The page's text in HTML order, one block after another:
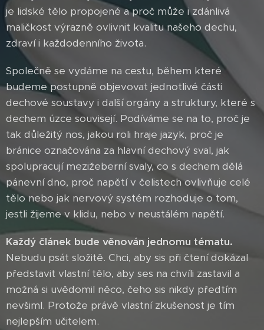
je lidské tělo propojené a proč může i zdánlivá
maličkost výrazně ovlivnit kvalitu našeho dechu,
zdraví i každodenního života.
Společně se vydáme na cestu, během které
budeme postupně objevovat jednotlivé části
dechové soustavy i další orgány a struktury, které s
dechem úzce souvisejí. Podíváme se na to, proč je
tak důležitý nos, jakou roli hraje jazyk, proč je
bránice označována za hlavní dechový sval, jak
spolupracují mezižeberní svaly, co s dechem dělá
pánevní dno, proč napětí v čelistech ovlivňuje celé
tělo nebo jak nervový systém rozhoduje o tom,
jestli žijeme v klidu, nebo v neustálém napětí.
Každý článek bude věnován jednomu tématu.
Nebudu psát složitě. Chci, aby sis při čtení dokázal
představit vlastní tělo, aby ses na chvíli zastavil a
možná si uvědomil něco, čeho sis nikdy předtím
nevšiml. Protože právě vlastní zkušenost je tím
nejlepším učitelem.